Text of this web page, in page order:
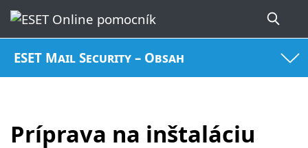
ESET Mail Security – Obsah
Príprava na inštaláciu